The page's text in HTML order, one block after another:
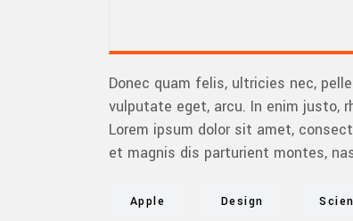
Donec quam felis, ultricies nec,
vulputate eget, arcu. In enim justo,
Lorem ipsum dolor sit amet,
et magnis dis parturient montes,
Apple Design